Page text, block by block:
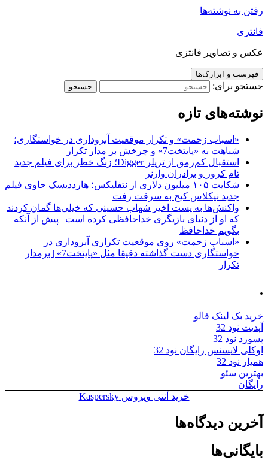
رفتن به نوشته‌ها
فانتزی
عکس و تصاویر فانتزی
فهرست و ابزارک‌ها
جستجو برای:
نوشته‌های تازه
«اسباب زحمت» و تکرار موقعیت آبروداری در خواستگاری؛
شباهت به «پایتخت7» و چرخش بر مدار تکرار
استقبال کم‌رمق از تریلر Digger؛ زنگ خطر برای فیلم جدید
تام کروز و برادران وارنر
شکایت ۱۰۵ میلیون دلاری از نتفلیکس؛ هارددیسک حاوی فیلم
جدید نیکلاس کیج به سرقت رفت
واکنش‌ها به پست اخیر شهاب حسینی که خیلی‌ها گمان کردند
که او از دنیای بازیگری خداحافظی کرده است | پیش از آنکه
بگویم خداحافظ
«اسباب زحمت» روی موقعیت تکراری آبروداری در
خواستگاری دست گذاشته دقیقا مثل «پایتخت7» | برمدار
تکرار
.
خرید بک لینک فالو
آپدیت نود 32
پسورد نود 32
اوکلی لایسنس رایگان نود 32
همیار نود 32
بهترین سئو
رایگان
خرید آنتی ویروس Kaspersky
آخرین دیدگاه‌ها
بایگانی‌ها